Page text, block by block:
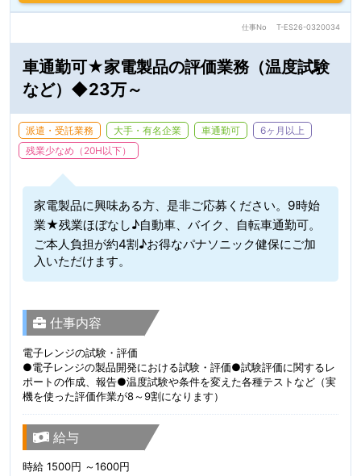
仕事No T-ES26-0320034
車通勤可★家電製品の評価業務（温度試験
など）◆23万～
派遣・受託業務 大手・有名企業 車通勤可
6ヶ月以上
残業少なめ（20H以下）
家電製品に興味ある方、是非ご応募ください。9時始
業★残業ほぼなし♪自動車、バイク、自転車通勤可。
ご本人負担が約4割♪お得なパナソニック健保にご加
入いただけます。
仕事内容
電子レンジの試験・評価
●電子レンジの製品開発における試験・評価●試験評価に関するレ
ポートの作成、報告●温度試験や条件を変えた各種テストなど（実
機を使った評価作業が8～9割になります）
給与
時給 1500円 ～1600円